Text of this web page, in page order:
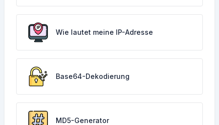
Wie lautet meine IP-Adresse
Base64-Dekodierung
MD5-Generator